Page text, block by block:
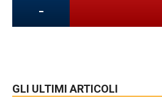
-
GLI ULTIMI ARTICOLI